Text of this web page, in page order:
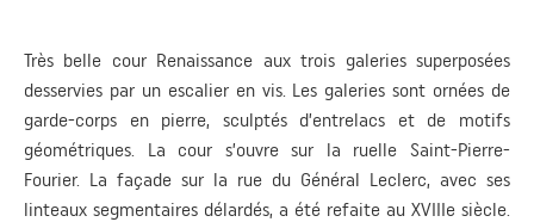
Très belle cour Renaissance aux trois galeries superposées
desservies par un escalier en vis. Les galeries sont ornées de
garde-corps en pierre, sculptés d’entrelacs et de motifs
géométriques. La cour s’ouvre sur la ruelle Saint-Pierre-
Fourier. La façade sur la rue du Général Leclerc, avec ses
linteaux segmentaires délardés, a été refaite au XVIIIe siècle.